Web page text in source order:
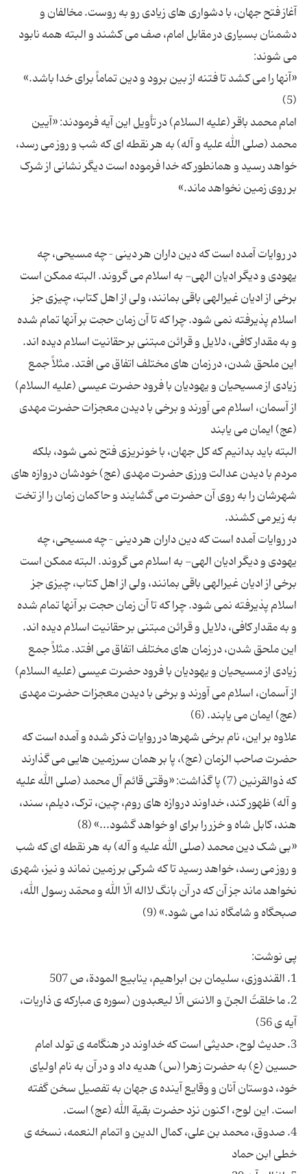
آغاز فتح جهان، با دشواری های زیادی رو به روست. مخالفان و
دشمنان بسیاری در مقابل امام، صف می کشند و البته همه نابود
«آنها را می کشد تا فتنه از بین برود و دین تماماً برای خدا باشد.»
امام محمد باقر (علیه السلام) در تأویل این آیه فرمودند: «آیین
محمد (صلی الله علیه و آله) به هر نقطه ای که شب و روز می رسد،
خواهد رسید و همانطور که خدا فرموده است دیگر نشانی از شرک
در روایات آمده است که دین داران هر دینی – چه مسیحی، چه
یهودی و دیگر ادیان الهی- به اسلام می گروند. البته ممکن است
برخی از ادیان غیرالهی باقی بمانند، ولی از اهل کتاب، چیزی جز
اسلام پذیرفته نمی شود. چرا که تا آن زمان حجت بر آنها تمام شده
و به مقدار کافی، دلایل و قرائن مبتنی بر حقانیت اسلام دیده اند.
این ملحق شدن، در زمان های مختلف اتفاق می افتد. مثلاً جمع
زیادی از مسیحیان و یهودیان با فرود حضرت عیسی (علیه السلام)
از آسمان، اسلام می آورند و برخی با دیدن معجزات حضرت مهدی
البته باید بدانیم که کل جهان، با خونریزی فتح نمی شود، بلکه
مردم با دیدن عدالت ورزی حضرت مهدی (عج) خودشان دروازه های
شهرشان را به روی آن حضرت می گشایند و حاکمان زمان را از تخت
در روایات آمده است که دین داران هر دینی – چه مسیحی، چه
یهودی و دیگر ادیان الهی- به اسلام می گروند. البته ممکن است
برخی از ادیان غیرالهی باقی بمانند، ولی از اهل کتاب، چیزی جز
اسلام پذیرفته نمی شود. چرا که تا آن زمان حجت بر آنها تمام شده
و به مقدار کافی، دلایل و قرائن مبتنی بر حقانیت اسلام دیده اند.
این ملحق شدن، در زمان های مختلف اتفاق می افتد. مثلاً جمع
زیادی از مسیحیان و یهودیان با فرود حضرت عیسی (علیه السلام)
از آسمان، اسلام می آورند و برخی با دیدن معجزات حضرت مهدی
علاوه بر این، نام برخی شهرها در روایات ذکر شده و آمده است که
حضرت صاحب الزمان (عج)، پا بر همان سرزمین هایی می گذارند
که ذوالقرنین (7) پا گذاشت: «وقتی قائم آل محمد (صلی الله علیه
و آله) ظهور کند، خداوند دروازه های روم، چین، ترک، دیلم، سند،
«بی شک دین محمد (صلی الله علیه و آله) به هر نقطه ای که شب
و روز می رسد، خواهد رسید تا که شرکی بر زمین نماند و نیز، شهری
نخواهد ماند جز آن که در آن بانگ لااله الّا الله و محمّد رسول الله،
2. ما خلقتُ الجنّ و الانسَ الّا لیعبدون (سوره ی مبارکه ی ذاریات،
3. حدیث لوح، حدیثی است که خداوند در هنگامه ی تولد امام
حسین (ع) به حضرت زهرا (س) هدیه داد و در آن به نام اولیای
خود، دوستان آنان و وقایع آینده ی جهان به تفصیل سخن گفته
4. صدوق، محمد بن علی، کمال الدین و اتمام النعمه، نسخه ی